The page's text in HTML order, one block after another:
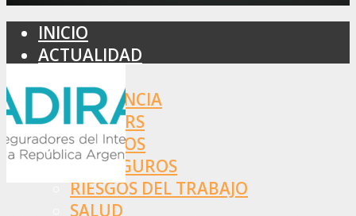
INICIO
ACTUALIDAD
ASISTENCIA
BROKERS
SEGUROS
REASEGUROS
RIESGOS DEL TRABAJO
SALUD